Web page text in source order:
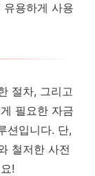
용하게 사용
절차, 그리고
필요한 자금
션입니다. 단,
철저한 사전
!